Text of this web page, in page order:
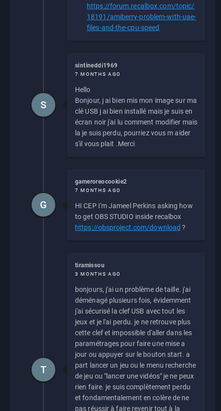
https://forum.recalbox.com/topic/
18191/amiberry-problem-with-uae-
files-and-the-cpu-speed
sintineddi1969
7 MONTHS AGO
Hello
Bonjour, j ai bien mis mon image sur ma
clé USB j ai bien installé mais je suis en
écran noir j'ai lu comment modifier mais
la je suis perdu, pourriez vous m aider
s'il vous plait .Merci
S
gameroreocookie2
7 MONTHS AGO
HI CEP I'm Jameel Perkins asking how
to get OBS STUDIO inside recalbox
https://obsproject.com/download ?
G
tiramissou
3 MONTHS AGO
bonjours, j'ai un problème de taille. j'ai
déménagé plusieurs fois, évidemment
j'ai sécurisé la clef USB avec tout les
jeux et je l'ai perdu. je ne retrouve plus
cette clef et impossible d'aller dans les
paramétrages pour faire une mise a
jour ou appuyer sur le bouton start. a
part lancer un jeu ou le menu recherche
de jeu ou "lancer une vidéos" je ne peux
rien faire. je suis complètement perdu
et fondamentalement en colère de ne
pas réussir à faire revenir tout à la
T